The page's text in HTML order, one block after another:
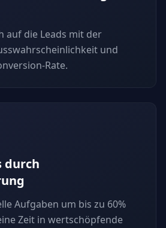
auf die Leads mit der
und
Rate.
durch
Aufgaben um bis zu 60%
Zeit in wertschöpfende